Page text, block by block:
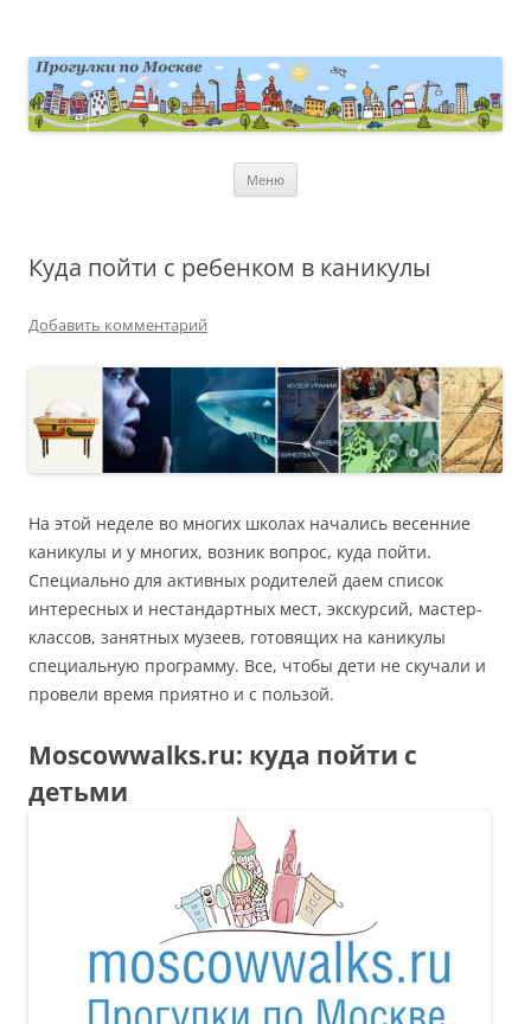
Меню
Куда пойти с ребенком в каникулы
Добавить комментарий
На этой неделе во многих школах начались весенние
каникулы и у многих, возник вопрос, куда пойти.
Специально для активных родителей даем список
интересных и нестандартных мест, экскурсий, мастер-
классов, занятных музеев, готовящих на каникулы
специальную программу. Все, чтобы дети не скучали и
провели время приятно и с пользой.
Moscowwalks.ru: куда пойти с
детьми